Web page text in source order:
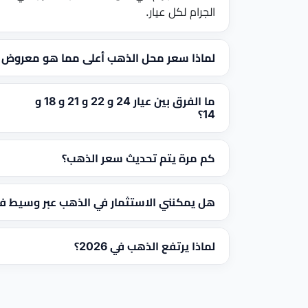
الجرام لكل عيار.
لماذا سعر محل الذهب أعلى مما هو معروض
ما الفرق بين عيار 24 و 22 و 21 و 18 و
14؟
كم مرة يتم تحديث سعر الذهب؟
هل يمكنني الاستثمار في الذهب عبر
لماذا يرتفع الذهب في 2026؟